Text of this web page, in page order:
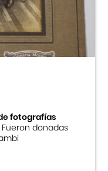
fotografías
donadas